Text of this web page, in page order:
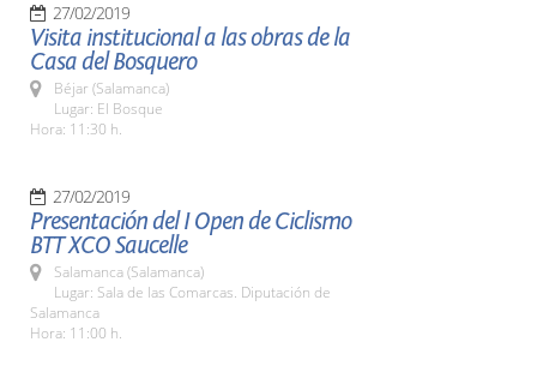
27/02/2019
Visita institucional a las obras de la
Casa del Bosquero
Béjar (Salamanca)
Lugar: El Bosque
Hora: 11:30 h.
27/02/2019
Presentación del I Open de Ciclismo
BTT XCO Saucelle
Salamanca (Salamanca)
Lugar: Sala de las Comarcas. Diputación de
Salamanca
Hora: 11:00 h.